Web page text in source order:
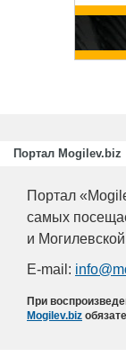
Портал Mogilev.biz
Портал
самых
и
E-mail:
При
Mogilev.biz